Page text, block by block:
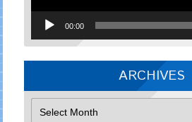
00:00
ARCHIVES